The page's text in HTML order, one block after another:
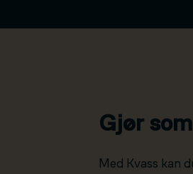
Gjør
Med Kvass kan